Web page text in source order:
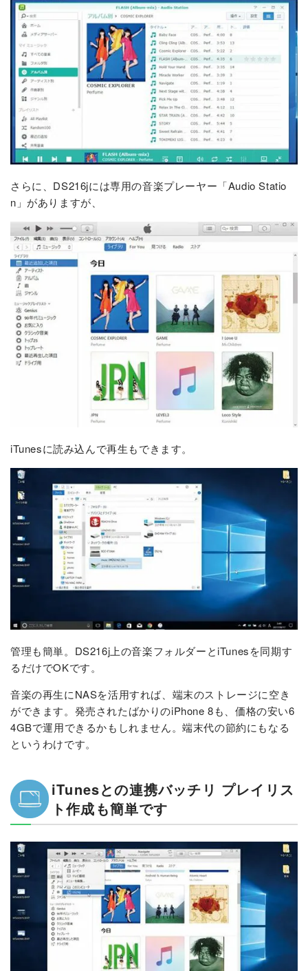
さらに、DS216jには専用の音楽プレーヤー「Audio Statio
n」がありますが、
iTunesに読み込んで再生もできます。
管理も簡単。DS216j上の音楽フォルダーとiTunesを同期す
るだけでOKです。
音楽の再生にNASを活用すれば、端末のストレージに空き
ができます。発売されたばかりのiPhone 8も、価格の安い6
4GBで運用できるかもしれません。端末代の節約にもなる
というわけです。
iTunesとの連携バッチリ プレイリス
ト作成も簡単です